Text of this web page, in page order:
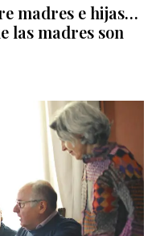
madres e hijas…
las madres son